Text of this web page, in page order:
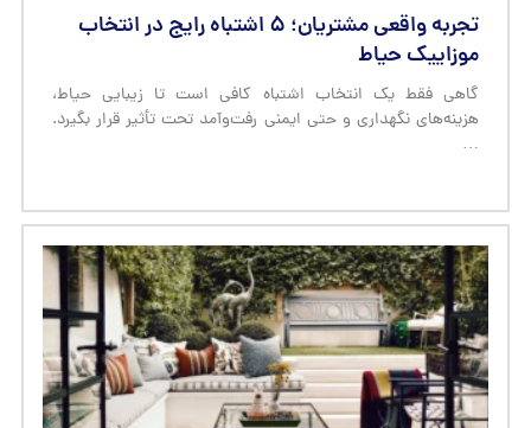
تجربه واقعی مشتریان؛ ۵ اشتباه رایج در انتخاب
موزاییک حیاط
گاهی فقط یک انتخاب اشتباه کافی است تا زیبایی حیاط،
هزینه‌های نگهداری و حتی ایمنی رفت‌وآمد تحت تأثیر قرار بگیرد.
…